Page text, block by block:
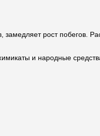
рост побегов.
и народные